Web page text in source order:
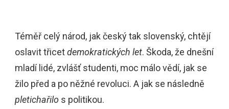
Téměř celý národ, jak český tak slovenský, chtějí
oslavit třicetdemokratických let. Škoda, že dnešní
mladí lidé, zvlášť studenti, moc málo vědí, jak se
žilo před a po něžné revoluci. A jak se následně
pletichařilo s politikou.